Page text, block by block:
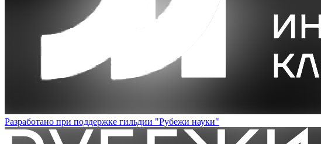
Разработано при поддержке гильдии "Рубежи науки"